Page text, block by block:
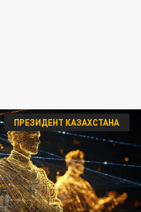
ПРЕЗИДЕНТ КАЗАХСТАНА